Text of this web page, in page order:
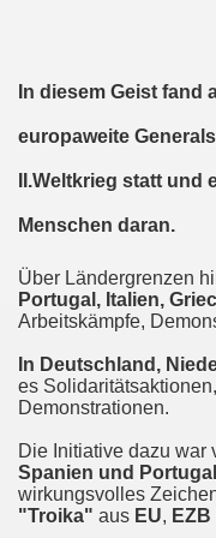
In diesem Geist fand
europaweite
II.Weltkrieg statt und
Menschen daran.
Über Ländergrenzen
Portugal, Italien,
Arbeitskämpfe,
In Deutschland,
es
Demonstrationen.
Die Initiative dazu war
Spanien und Portugal
wirkungsvolles
"Troika" aus EU, EZB
Eisenach: Zeichen
Gelsenkirchen am
der
am
Bewegung am
ruft auf